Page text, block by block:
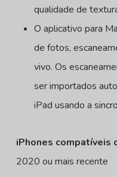
qualidade de
O aplicativo para
de fotos,
vivo. Os
ser importados
iPad usando a
iPhones compatíveis
2020 ou mais recente